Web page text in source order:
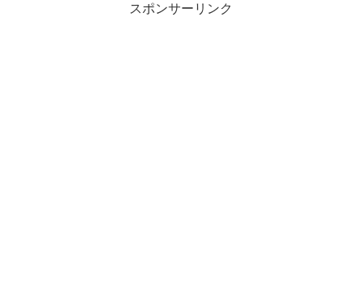
スポンサーリンク